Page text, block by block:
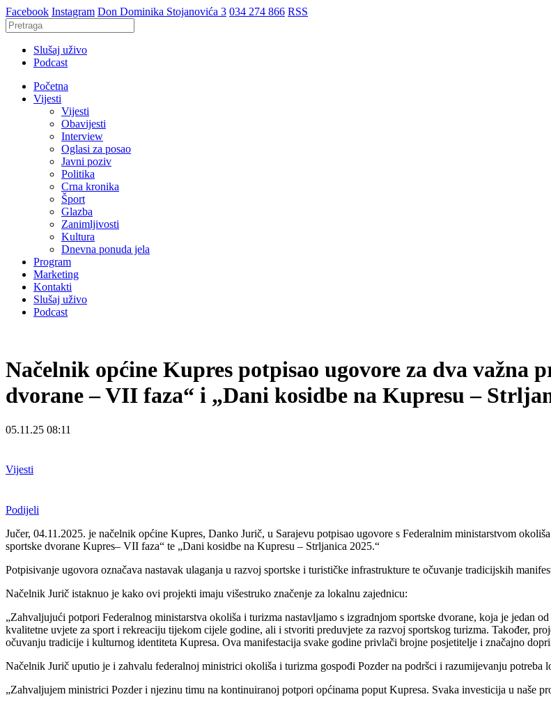
Facebook Instagram Don Dominika Stojanovića 3 034 274 866 RSS
Slušaj uživo
Podcast
Početna
Vijesti
Vijesti
Obavijesti
Interview
Oglasi za posao
Javni poziv
Politika
Crna kronika
Šport
Glazba
Zanimljivosti
Kultura
Dnevna ponuda jela
Program
Marketing
Kontakti
Slušaj uživo
Podcast
Načelnik općine Kupres potpisao ugovore za dva važna
dvorane – VII faza“ i „Dani kosidbe na Kupresu –
05.11.25 08:11
Vijesti
Podijeli
Jučer, 04.11.2025. je načelnik općine Kupres, Danko Jurič, u Sarajevu potpisao ugovore s Federalnim ministarstvom
sportske dvorane Kupres– VII faza“ te „Dani kosidbe na Kupresu – Strljanica 2025.“
Potpisivanje ugovora označava nastavak ulaganja u razvoj sportske i turističke infrastrukture te očuvanje tradicijskih
Načelnik Jurič istaknuo je kako ovi projekti imaju višestruko značenje za lokalnu zajednicu:
„Zahvaljujući potpori Federalnog ministarstva okoliša i turizma nastavljamo s izgradnjom sportske dvorane, koja je jedan
kvalitetne uvjete za sport i rekreaciju tijekom cijele godine, ali i stvoriti preduvjete za razvoj sportskog turizma. Također,
očuvanju tradicije i kulturnog identiteta Kupresa. Ova manifestacija svake godine privlači brojne posjetitelje i značajno
Načelnik Jurič uputio je i zahvalu federalnoj ministrici okoliša i turizma gospođi Pozder na podršci i razumijevanju potreba
„Zahvaljujem ministrici Pozder i njezinu timu na kontinuiranoj potpori općinama poput Kupresa. Svaka investicija u naše